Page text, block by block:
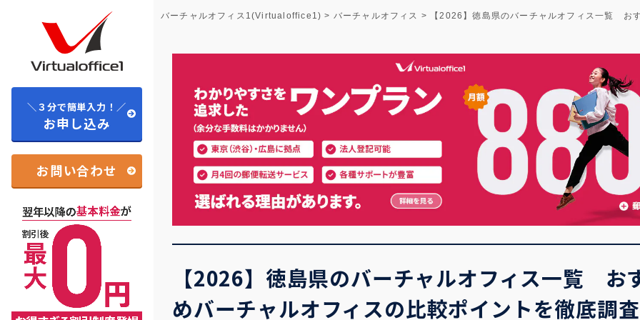
＼３分で簡単入力！／
お申し込み
お問い合わせ
バーチャルオフィス1(Virtualoffice1) > バーチャルオフィス > 【2026】徳島県のバーチャルオフィス一覧 お
【2026】徳島県のバーチャルオフィス一覧 お
めバーチャルオフィスの比較ポイントを徹底調査